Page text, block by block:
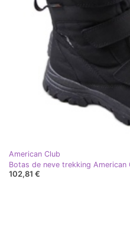
American Club
Botas de neve trekking American
102,81 €